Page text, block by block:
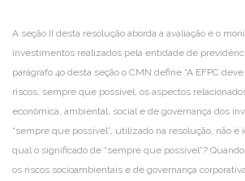
A seção II desta resolução aborda a avaliação e o
investimentos realizados pela entidade de
parágrafo 4o desta seção o CMN define “A EFPC
riscos, sempre que possível, os aspectos
econômica, ambiental, social e de governança dos
“sempre que possível”, utilizado na resolução, não é
qual o significado de “sempre que possível”?
os riscos socioambientais e de governança